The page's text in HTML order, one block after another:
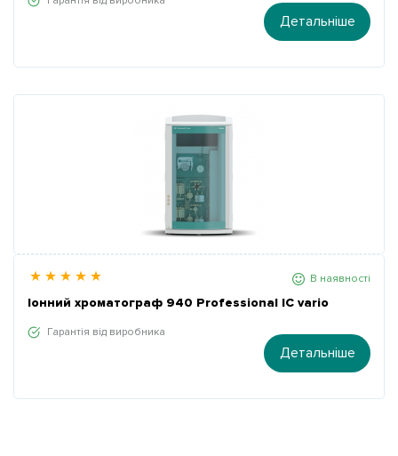
Детальніше
В наявності
Іонний хроматограф 940 Professional IC vario
Гарантія від виробника
Детальніше